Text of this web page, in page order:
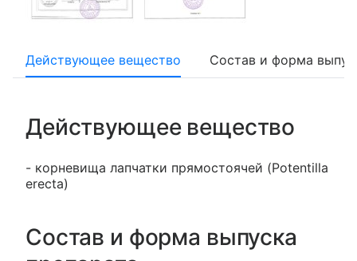
Действующее вещество Состав и форма
Действующее вещество
- корневища лапчатки прямостоячей (Potentilla
erecta)
Состав и форма выпуска